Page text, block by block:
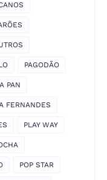
PAGODÃO
PAN
FERNANDES
PLAY WAY
POP STAR